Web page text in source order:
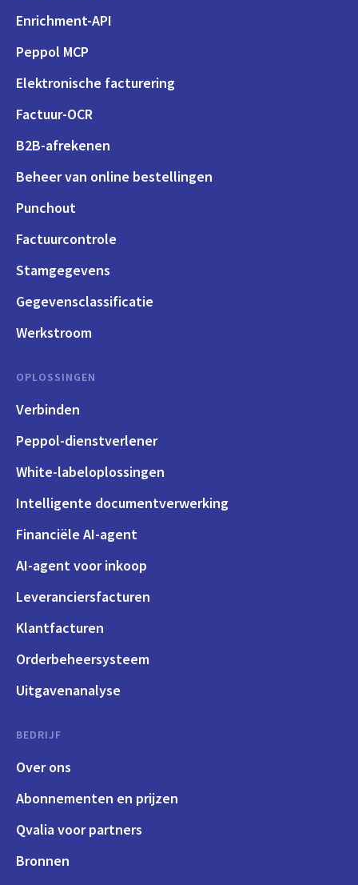
Enrichment-API
Peppol MCP
Elektronische facturering
Factuur-OCR
B2B-afrekenen
Beheer van online bestellingen
Punchout
Factuurcontrole
Stamgegevens
Gegevensclassificatie
Werkstroom
OPLOSSINGEN
Verbinden
Peppol-dienstverlener
White-labeloplossingen
Intelligente documentverwerking
Financiële AI-agent
AI-agent voor inkoop
Leveranciersfacturen
Klantfacturen
Orderbeheersysteem
Uitgavenanalyse
BEDRIJF
Over ons
Abonnementen en prijzen
Qvalia voor partners
Bronnen